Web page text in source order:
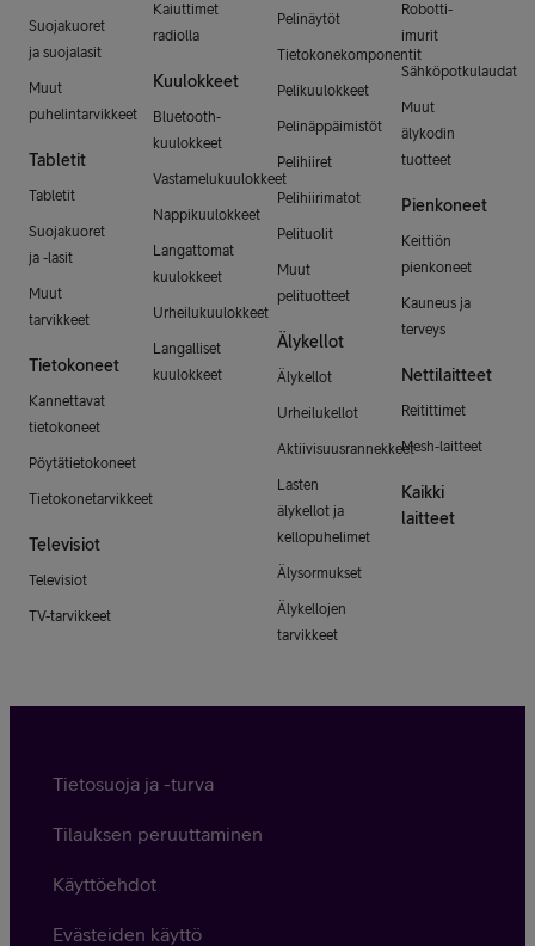
Suojakuoret
ja suojalasit
Muut
puhelintarvikkeet
Tabletit
Tabletit
Suojakuoret
ja -lasit
Muut
tarvikkeet
Tietokoneet
Kannettavat
tietokoneet
Pöytätietokoneet
Tietokonetarvikkeet
Televisiot
Televisiot
TV-tarvikkeet
Kaiuttimet
radiolla
Kuulokkeet
Bluetooth-
kuulokkeet
Vastamelukuulokkeet
Nappikuulokkeet
Langattomat
kuulokkeet
Urheilukuulokkeet
Langalliset
kuulokkeet
Pelinäytöt
Tietokonekomponentit
Pelikuulokkeet
Pelinäppäimistöt
Pelihiiret
Pelihiirimatot
Pelituolit
Muut
pelituotteet
Älykellot
Älykellot
Urheilukellot
Aktiivisuusrannekkeet
Lasten
älykellot ja
kellopuhelimet
Älysormukset
Älykellojen
tarvikkeet
Robotti-
imurit
Sähköpotkulaudat
Muut
älykodin
tuotteet
Pienkoneet
Keittiön
pienkoneet
Kauneus ja
terveys
Nettilaitteet
Reitittimet
Mesh-laitteet
Kaikki
laitteet
Tietosuoja ja -turva
Tilauksen peruuttaminen
Käyttöehdot
Evästeiden käyttö